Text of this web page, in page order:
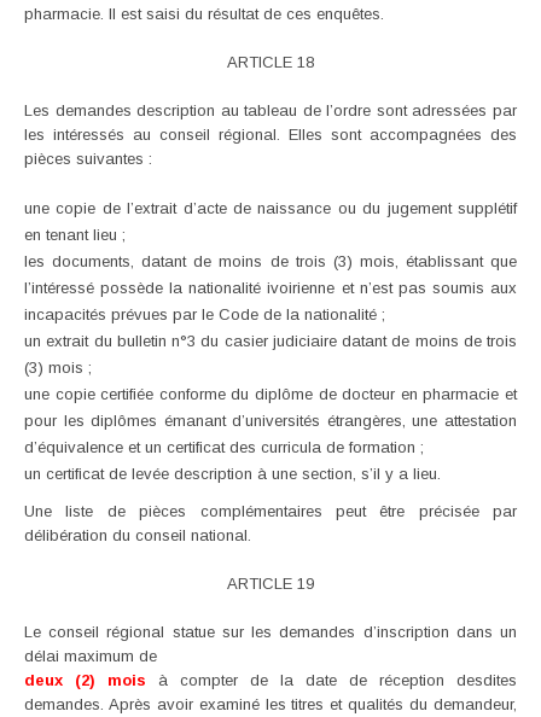
pharmacie. II est saisi du résultat de ces enquêtes.
ARTICLE 18
Les demandes description au tableau de l’ordre sont adressées par
les intéressés au conseil régional. Elles sont accompagnées des
pièces suivantes :
une copie de l’extrait d’acte de naissance ou du jugement supplétif
en tenant lieu ;
les documents, datant de moins de trois (3) mois, établissant que
l’intéressé possède la nationalité ivoirienne et n’est pas soumis aux
incapacités prévues par le Code de la nationalité ;
un extrait du bulletin n°3 du casier judiciaire datant de moins de trois
(3) mois ;
une copie certifiée conforme du diplôme de docteur en pharmacie et
pour les diplômes émanant d’universités étrangères, une attestation
d’équivalence et un certificat des curricula de formation ;
un certificat de levée description à une section, s’il y a lieu.
Une liste de pièces complémentaires peut être précisée par
délibération du conseil national.
ARTICLE 19
Le conseil régional statue sur les demandes d’inscription dans un
délai maximum de
deux (2) mois à compter de la date de réception desdites
demandes. Après avoir examiné les titres et qualités du demandeur,